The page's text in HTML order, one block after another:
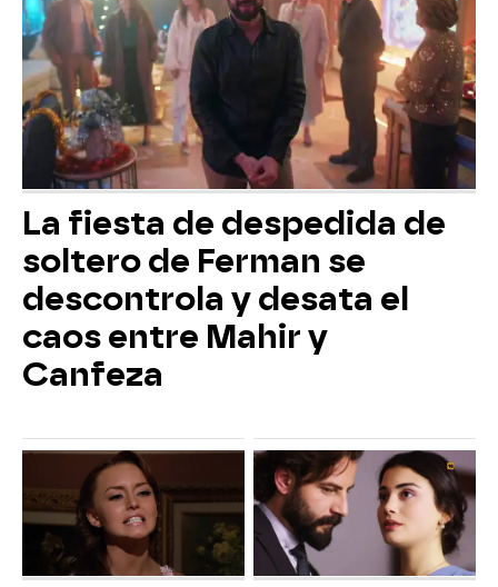
La fiesta de despedida de
soltero de Ferman se
descontrola y desata el
caos entre Mahir y
Canfeza